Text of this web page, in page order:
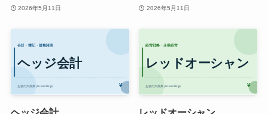
2026年5月11日 2026年5月11日